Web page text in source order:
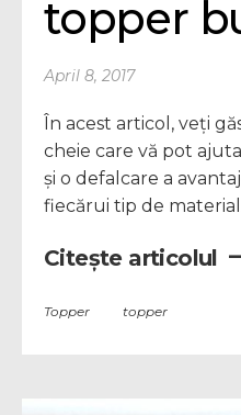
topper
April 8, 2017
În acest articol, veți
cheie care vă pot
și o defalcare a
fiecărui tip de
Citește articolul
Topper topper